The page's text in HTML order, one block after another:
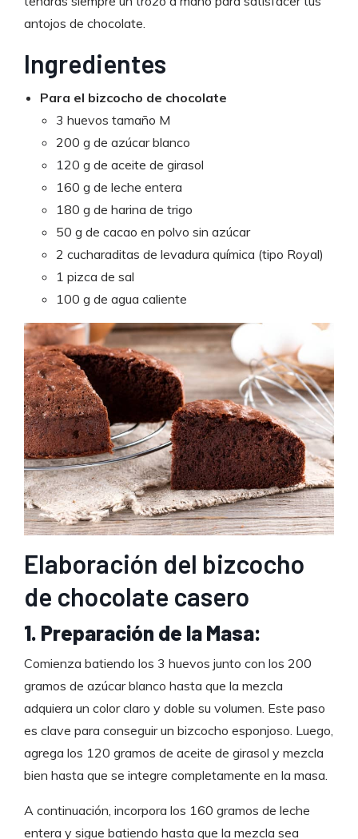
antojos de chocolate.
Ingredientes
Para el bizcocho de chocolate
3 huevos tamaño M
200 g de azúcar blanco
120 g de aceite de girasol
160 g de leche entera
180 g de harina de trigo
50 g de cacao en polvo sin azúcar
2 cucharaditas de levadura química (tipo Royal)
1 pizca de sal
100 g de agua caliente
Elaboración del bizcocho
de chocolate casero
1. Preparación de la Masa:
Comienza batiendo los 3 huevos junto con los 200
gramos de azúcar blanco hasta que la mezcla
adquiera un color claro y doble su volumen. Este paso
es clave para conseguir un bizcocho esponjoso. Luego,
agrega los 120 gramos de aceite de girasol y mezcla
bien hasta que se integre completamente en la masa.
A continuación, incorpora los 160 gramos de leche
entera y sigue batiendo hasta que la mezcla sea